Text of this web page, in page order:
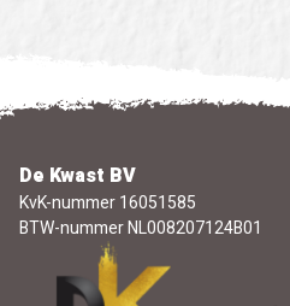
De Kwast BV
KvK-nummer 16051585
BTW-nummer NL008207124B01